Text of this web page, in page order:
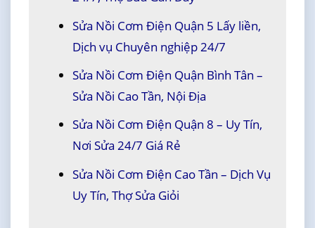
Sửa Nồi Cơm Điện Quận 5 Lấy liền,
Dịch vụ Chuyên nghiệp 24/7
Sửa Nồi Cơm Điện Quận Bình Tân –
Sửa Nồi Cao Tần, Nội Địa
Sửa Nồi Cơm Điện Quận 8 – Uy Tín,
Nơi Sửa 24/7 Giá Rẻ
Sửa Nồi Cơm Điện Cao Tần – Dịch Vụ
Uy Tín, Thợ Sửa Giỏi